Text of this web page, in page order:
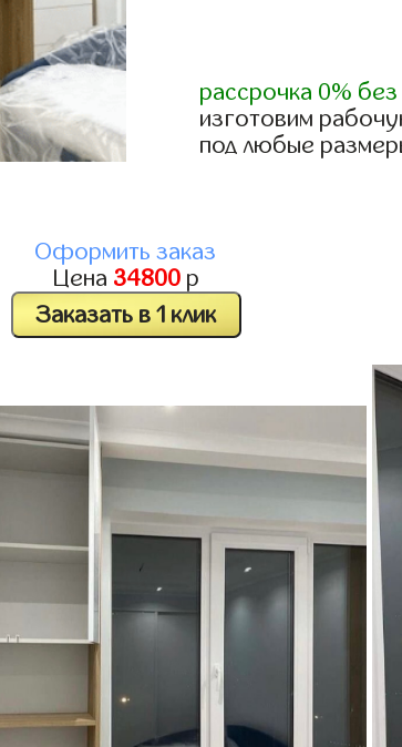
рассрочка 0%
изготовим
под любые
Оформить заказ
Цена 34800р
Заказать в 1 клик